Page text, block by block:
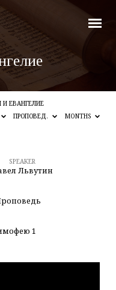
И ЕВАНГЕЛИЕ
ПРОПОВЕД. MONTHS
SPEAKER
Львутин
1